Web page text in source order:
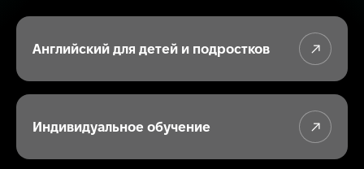
Английский для детей и подростков
Индивидуальное обучение